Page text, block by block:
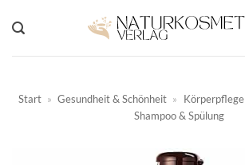
Inhalt
springen
Start » Gesundheit & Schönheit » Körperpflege
Shampoo & Spülung